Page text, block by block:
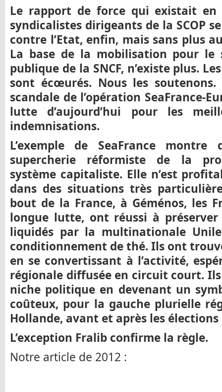
Le rapport de force qui existait en
syndicalistes dirigeants de la SCOP
contre l’Etat, enfin, mais sans plus
La base de la mobilisation pour
publique de la SNCF, n’existe plus.
sont écœurés. Nous les
scandale de l’opération SeaFrance-
lutte d’aujourd’hui pour les
indemnisations.
L’exemple de SeaFrance
supercherie réformiste de la
système capitaliste. Elle n’est
dans des situations très
bout de la France, à Géménos, les
longue lutte, ont réussi à
liquidés par la multinationale
conditionnement de thé. Ils ont
en se convertissant à l’activité,
régionale diffusée en circuit court.
niche politique en devenant un
coûteux, pour la gauche plurielle
Hollande, avant et après les élections
L’exception Fralib confirme la règle.
Notre article de 2012 :